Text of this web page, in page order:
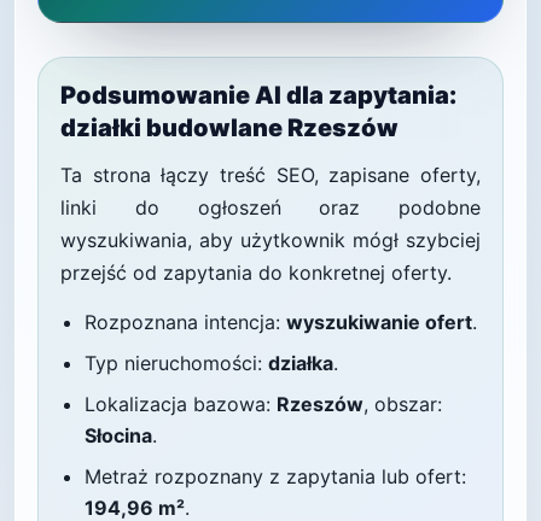
Podsumowanie AI dla zapytania:
działki budowlane Rzeszów
Ta strona łączy treść SEO, zapisane oferty,
linki do ogłoszeń oraz podobne
wyszukiwania, aby użytkownik mógł szybciej
przejść od zapytania do konkretnej oferty.
Rozpoznana intencja: wyszukiwanie ofert.
Typ nieruchomości: działka.
Lokalizacja bazowa: Rzeszów, obszar:
Słocina.
Metraż rozpoznany z zapytania lub ofert:
194,96 m².